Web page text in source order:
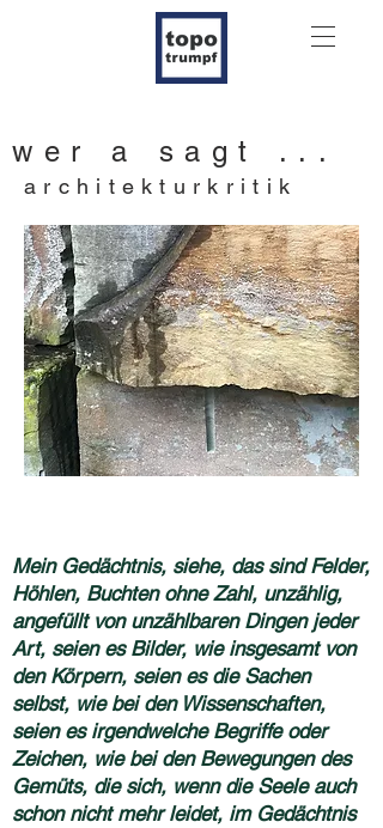
wer a sagt ...
architekturkritik
Mein Gedächtnis, siehe, das sind Felder,
Höhlen, Buchten ohne Zahl, unzählig,
angefüllt von unzählbaren Dingen jeder
Art, seien es Bilder, wie insgesamt von
den Körpern, seien es die Sachen
selbst, wie bei den Wissenschaften,
seien es irgendwelche Begriffe oder
Zeichen, wie bei den Bewegungen des
Gemüts, die sich, wenn die Seele auch
schon nicht mehr leidet, im Gedächtnis